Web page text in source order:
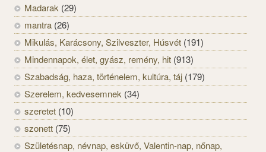
Madarak (29)
mantra (26)
Mikulás, Karácsony, Szilveszter, Húsvét (191)
Mindennapok, élet, gyász, remény, hit (913)
Szabadság, haza, történelem, kultúra, táj (179)
Szerelem, kedvesemnek (34)
szeretet (10)
szonett (75)
Születésnap, névnap, esküvő, Valentin-nap, nőnap,